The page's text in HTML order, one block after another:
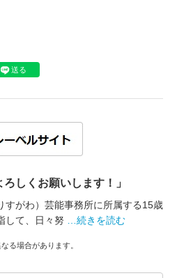
送る
しくお願いします！」
すがわ）芸能事務所に所属する15歳
して、日々努
…続きを読む
る場合があります。